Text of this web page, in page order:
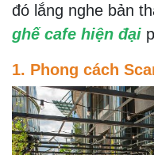
đó lắng nghe bản
ghế cafe hiện đại
1. Phong cách